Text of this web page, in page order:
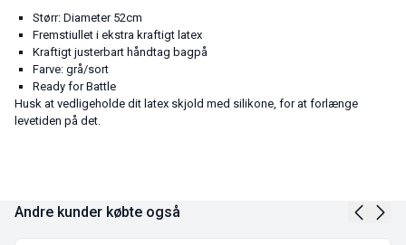
Størr: Diameter 52cm
Fremstiullet i ekstra kraftigt latex
Kraftigt justerbart håndtag bagpå
Farve: grå/sort
Ready for Battle
Husk at vedligeholde dit latex skjold med silikone, for at forlænge
levetiden på det.
Andre kunder købte også